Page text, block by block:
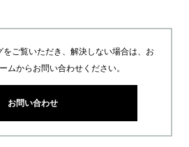
をご覧いただき、解決しない場合は、お
ムからお問い合わせください。
お問い合わせ